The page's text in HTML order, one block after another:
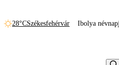
28°CSzékesfehérvár Ibolya